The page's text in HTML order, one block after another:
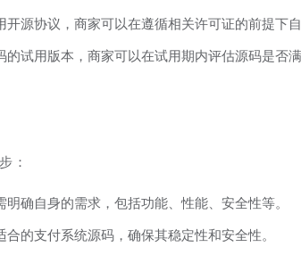
开源协议，商家可以在遵循相关许可证的前提下
的试用版本，商家可以在试用期内评估源码是否
：
明确自身的需求，包括功能、性能、安全性等。
合的支付系统源码，确保其稳定性和安全性。